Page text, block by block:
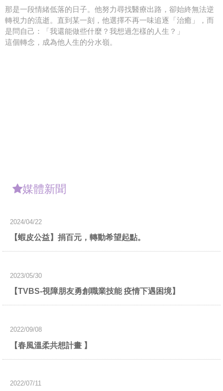
那是一段情緒低落的日子。他努力尋找醫療出路，卻始終無法逆
轉視力的流逝。直到某一刻，他選擇不再一味追逐「治癒」，而
是問自己：「我還能做些什麼？我想過怎樣的人生？」
這個轉念，成為他人生的分水嶺。
媒體新聞
2024/04/22
【蝦皮公益】捐百元，轉動希望起點。
2023/05/30
【TVBS-視障朋友勇創職業技能 疫情下遇困境】
2022/09/08
【春風溫柔共想計畫 】
2022/07/11